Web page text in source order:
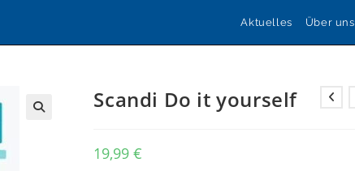
Aktuelles Über uns
Scandi Do it yourself
19,99€